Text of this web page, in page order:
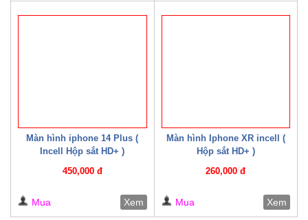
Màn hình iphone 14 Plus (
Incell Hộp sắt HD+ )
450,000 đ
Mua Xem
Màn hình Iphone XR incell (
Hộp sắt HD+ )
260,000 đ
Mua Xem